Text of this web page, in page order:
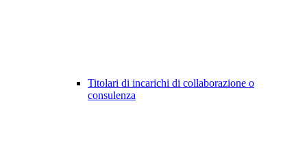
Titolari di incarichi di collaborazione o
consulenza